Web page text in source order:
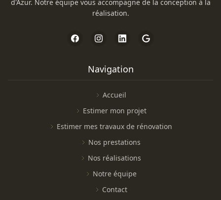
d'Azur. Notre équipe vous accompagne de la conception à la
réalisation.
Navigation
Accueil
Estimer mon projet
Estimer mes travaux de rénovation
Nos prestations
Nos réalisations
Notre équipe
Contact